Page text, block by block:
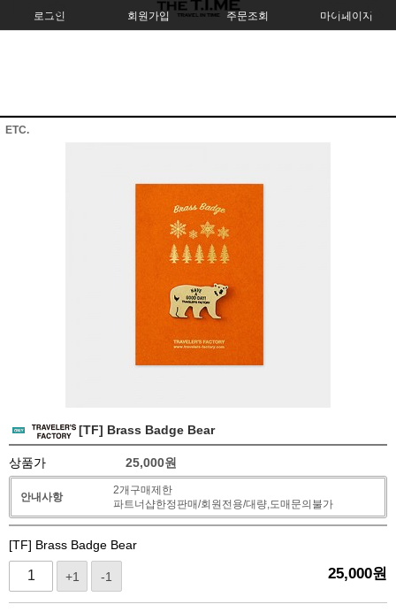
로그인 회원가입 주문조회 마이페이지
ETC.
[TF] Brass Badge Bear
상품가 25,000원
안내사항
2개구매제한
파트너샵한정판매/회원전용/대량,도매문의불가
[TF] Brass Badge Bear
+1 -1 25,000원